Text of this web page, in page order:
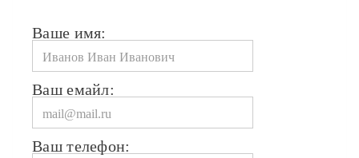
Ваше имя:
Ваш емайл:
Ваш телефон: